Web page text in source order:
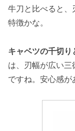
牛刀と比べると
特徴かな。
キャベツの千切り
は、刃幅が広い
ですね。安心感が